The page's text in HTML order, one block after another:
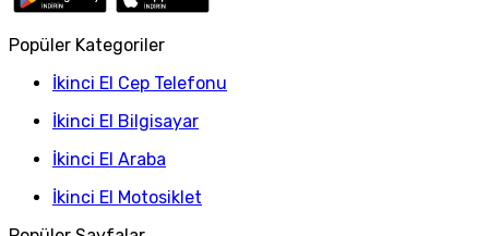
Popüler Kategoriler
İkinci El Cep Telefonu
İkinci El Bilgisayar
İkinci El Araba
İkinci El Motosiklet